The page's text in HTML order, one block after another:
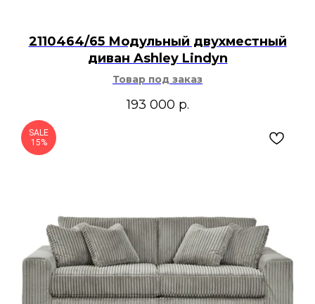
2110464/65 Модульный двухместный
диван Ashley Lindyn
Товар под заказ
193 000 р.
SALE
15%